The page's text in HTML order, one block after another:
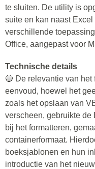
te sluiten. De utility is
suite en kan naast
verschillende
Office, aangepast voor
Technische details
🔵 De relevantie van
eenvoud, hoewel het
zoals het opslaan van
verscheen, gebruikte
bij het formatteren,
containerformaat.
boeksjablonen en hun
introductie van het